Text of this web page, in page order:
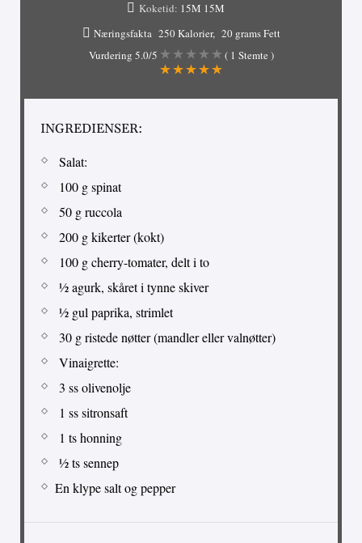
Koketid: 15M 15M
Næringsfakta 250 Kalorier
20 grams Fett
Vurdering 5.0/5 ( 1 Stemte )
INGREDIENSER:
Salat:
100 g spinat
50 g ruccola
200 g kikerter (kokt)
100 g cherry-tomater, delt i to
½ agurk, skåret i tynne skiver
½ gul paprika, strimlet
30 g ristede nøtter (mandler eller valnøtter)
Vinaigrette:
3 ss olivenolje
1 ss sitronsaft
1 ts honning
½ ts sennep
En klype salt og pepper